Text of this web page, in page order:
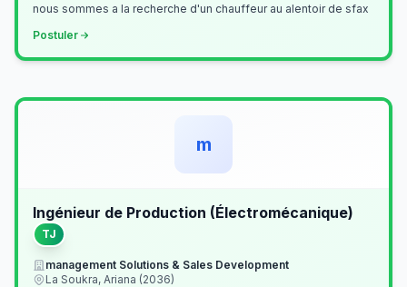
nous sommes a la recherche d'un chauffeur au alentoir de sfax
Postuler
m
Ingénieur de Production (Électromécanique)
TJ
management Solutions & Sales Development
La Soukra, Ariana (2036)